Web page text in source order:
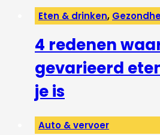
Eten & drinken,
4 redenen
gevarieerd
je is
Auto & vervoer